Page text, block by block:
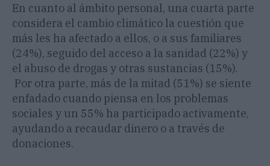
En cuanto al ámbito personal, una cuarta parte
considera el cambio climático la cuestión que
más les ha afectado a ellos, o a sus familiares
(24%), seguido del acceso a la sanidad (22%) y
el abuso de drogas y otras sustancias (15%).
Por otra parte, más de la mitad (51%) se siente
enfadado cuando piensa en los problemas
sociales y un 55% ha participado activamente,
ayudando a recaudar dinero o a través de
donaciones.